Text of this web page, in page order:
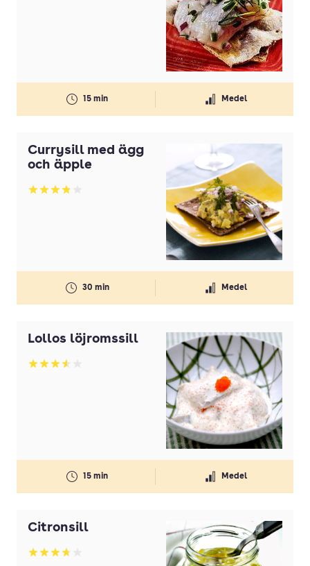
15 min Medel
Currysill med ägg
och äpple
Betyg: 3.91 av 5
30 min Medel
Lollos löjromssill
Betyg: 3.6 av 5
15 min Medel
Citronsill
Betyg: 3.72 av 5